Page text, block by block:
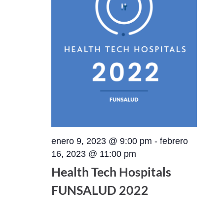
enero 9, 2023 @ 9:00 pm - febrero
16, 2023 @ 11:00 pm
Health Tech Hospitals
FUNSALUD 2022